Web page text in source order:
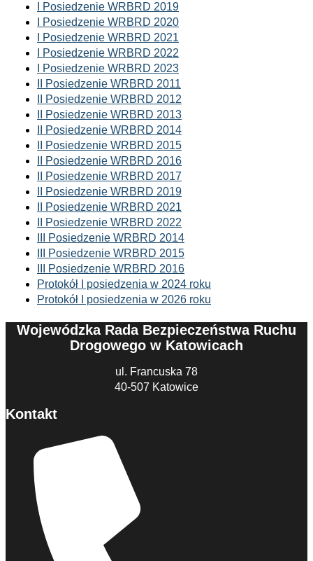
I Posiedzenie WRBRD 2019
I Posiedzenie WRBRD 2020
I Posiedzenie WRBRD 2021
I Posiedzenie WRBRD 2022
I Posiedzenie WRBRD 2023
II Posiedzenie WRBRD 2011
II Posiedzenie WRBRD 2012
II Posiedzenie WRBRD 2013
II Posiedzenie WRBRD 2014
II Posiedzenie WRBRD 2015
II Posiedzenie WRBRD 2016
II Posiedzenie WRBRD 2017
II Posiedzenie WRBRD 2019
II Posiedzenie WRBRD 2021
II Posiedzenie WRBRD 2022
III Posiedzenie WRBRD 2014
III Posiedzenie WRBRD 2015
III Posiedzenie WRBRD 2016
Protokół I posiedzenia w 2024 roku
Protokół I posiedzenia w 2026 roku
Wojewódzka Rada Bezpieczeństwa Ruchu
Drogowego w Katowicach
ul. Francuska 78
40-507 Katowice
Kontakt